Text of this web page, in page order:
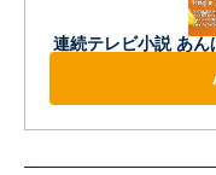
連続テレビ小説 あ